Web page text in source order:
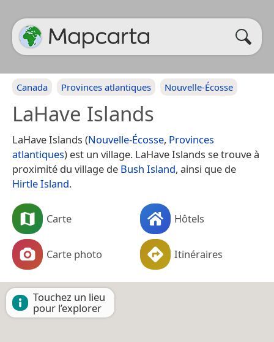
Canada Provinces atlantiques Nouvelle-Écosse
LaHave Islands
LaHave Islands (Nouvelle-Écosse, Provinces
atlantiques) est un village. LaHave Islands se trouve à
proximité du village de Bush Island, ainsi que de
Hirtle Island.
Carte Hôtels
Carte photo Itinéraires
Touchez un lieu
pour l’explorer